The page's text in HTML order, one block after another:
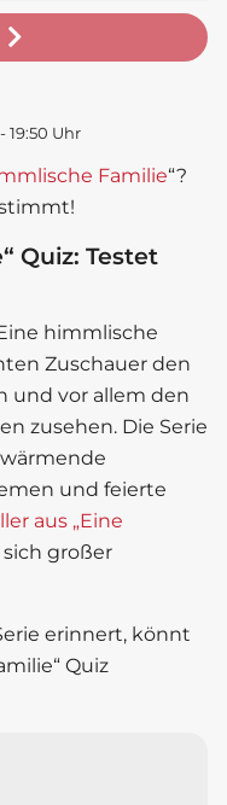
19:50 Uhr
Familie“?
Quiz: Testet
himmlische
Zuschauer den
und vor allem den
zusehen. Die Serie
und feierte
aus „Eine
großer
erinnert, könnt
“ Quiz